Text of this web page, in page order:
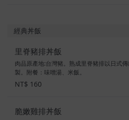
經典丼飯
里脊豬排丼飯
肉品原產地:台灣豬。熟成里脊豬排以日式
製。附餐：味噌湯、米飯。
NT$ 160
脆嫩雞排丼飯